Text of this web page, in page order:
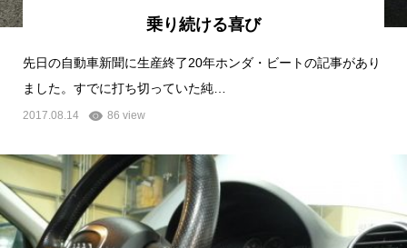
乗り続ける喜び
先日の自動車新聞に生産終了20年ホンダ・ビートの記事があり
ました。すでに打ち切っていた純…
2017.08.14 86 view